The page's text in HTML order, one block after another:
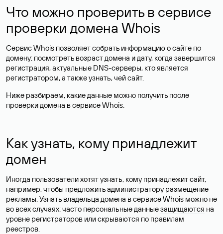
Что можно проверить в сервисе
проверки домена Whois
Сервис Whois позволяет собрать информацию о сайте по
домену: посмотреть возраст домена и дату, когда завершится
регистрация, актуальные DNS-серверы, кто является
регистратором, а также узнать, чей сайт.
Ниже разбираем, какие данные можно получить после
проверки домена в сервисе Whois.
Как узнать, кому принадлежит
домен
Иногда пользователи хотят узнать, кому принадлежит сайт,
например, чтобы предложить администратору размещение
рекламы. Узнать владельца домена в сервисе Whois можно не
во всех случаях: часто персональные данныезащищаются на
уровне регистраторов или скрываются по правилам
реестров.